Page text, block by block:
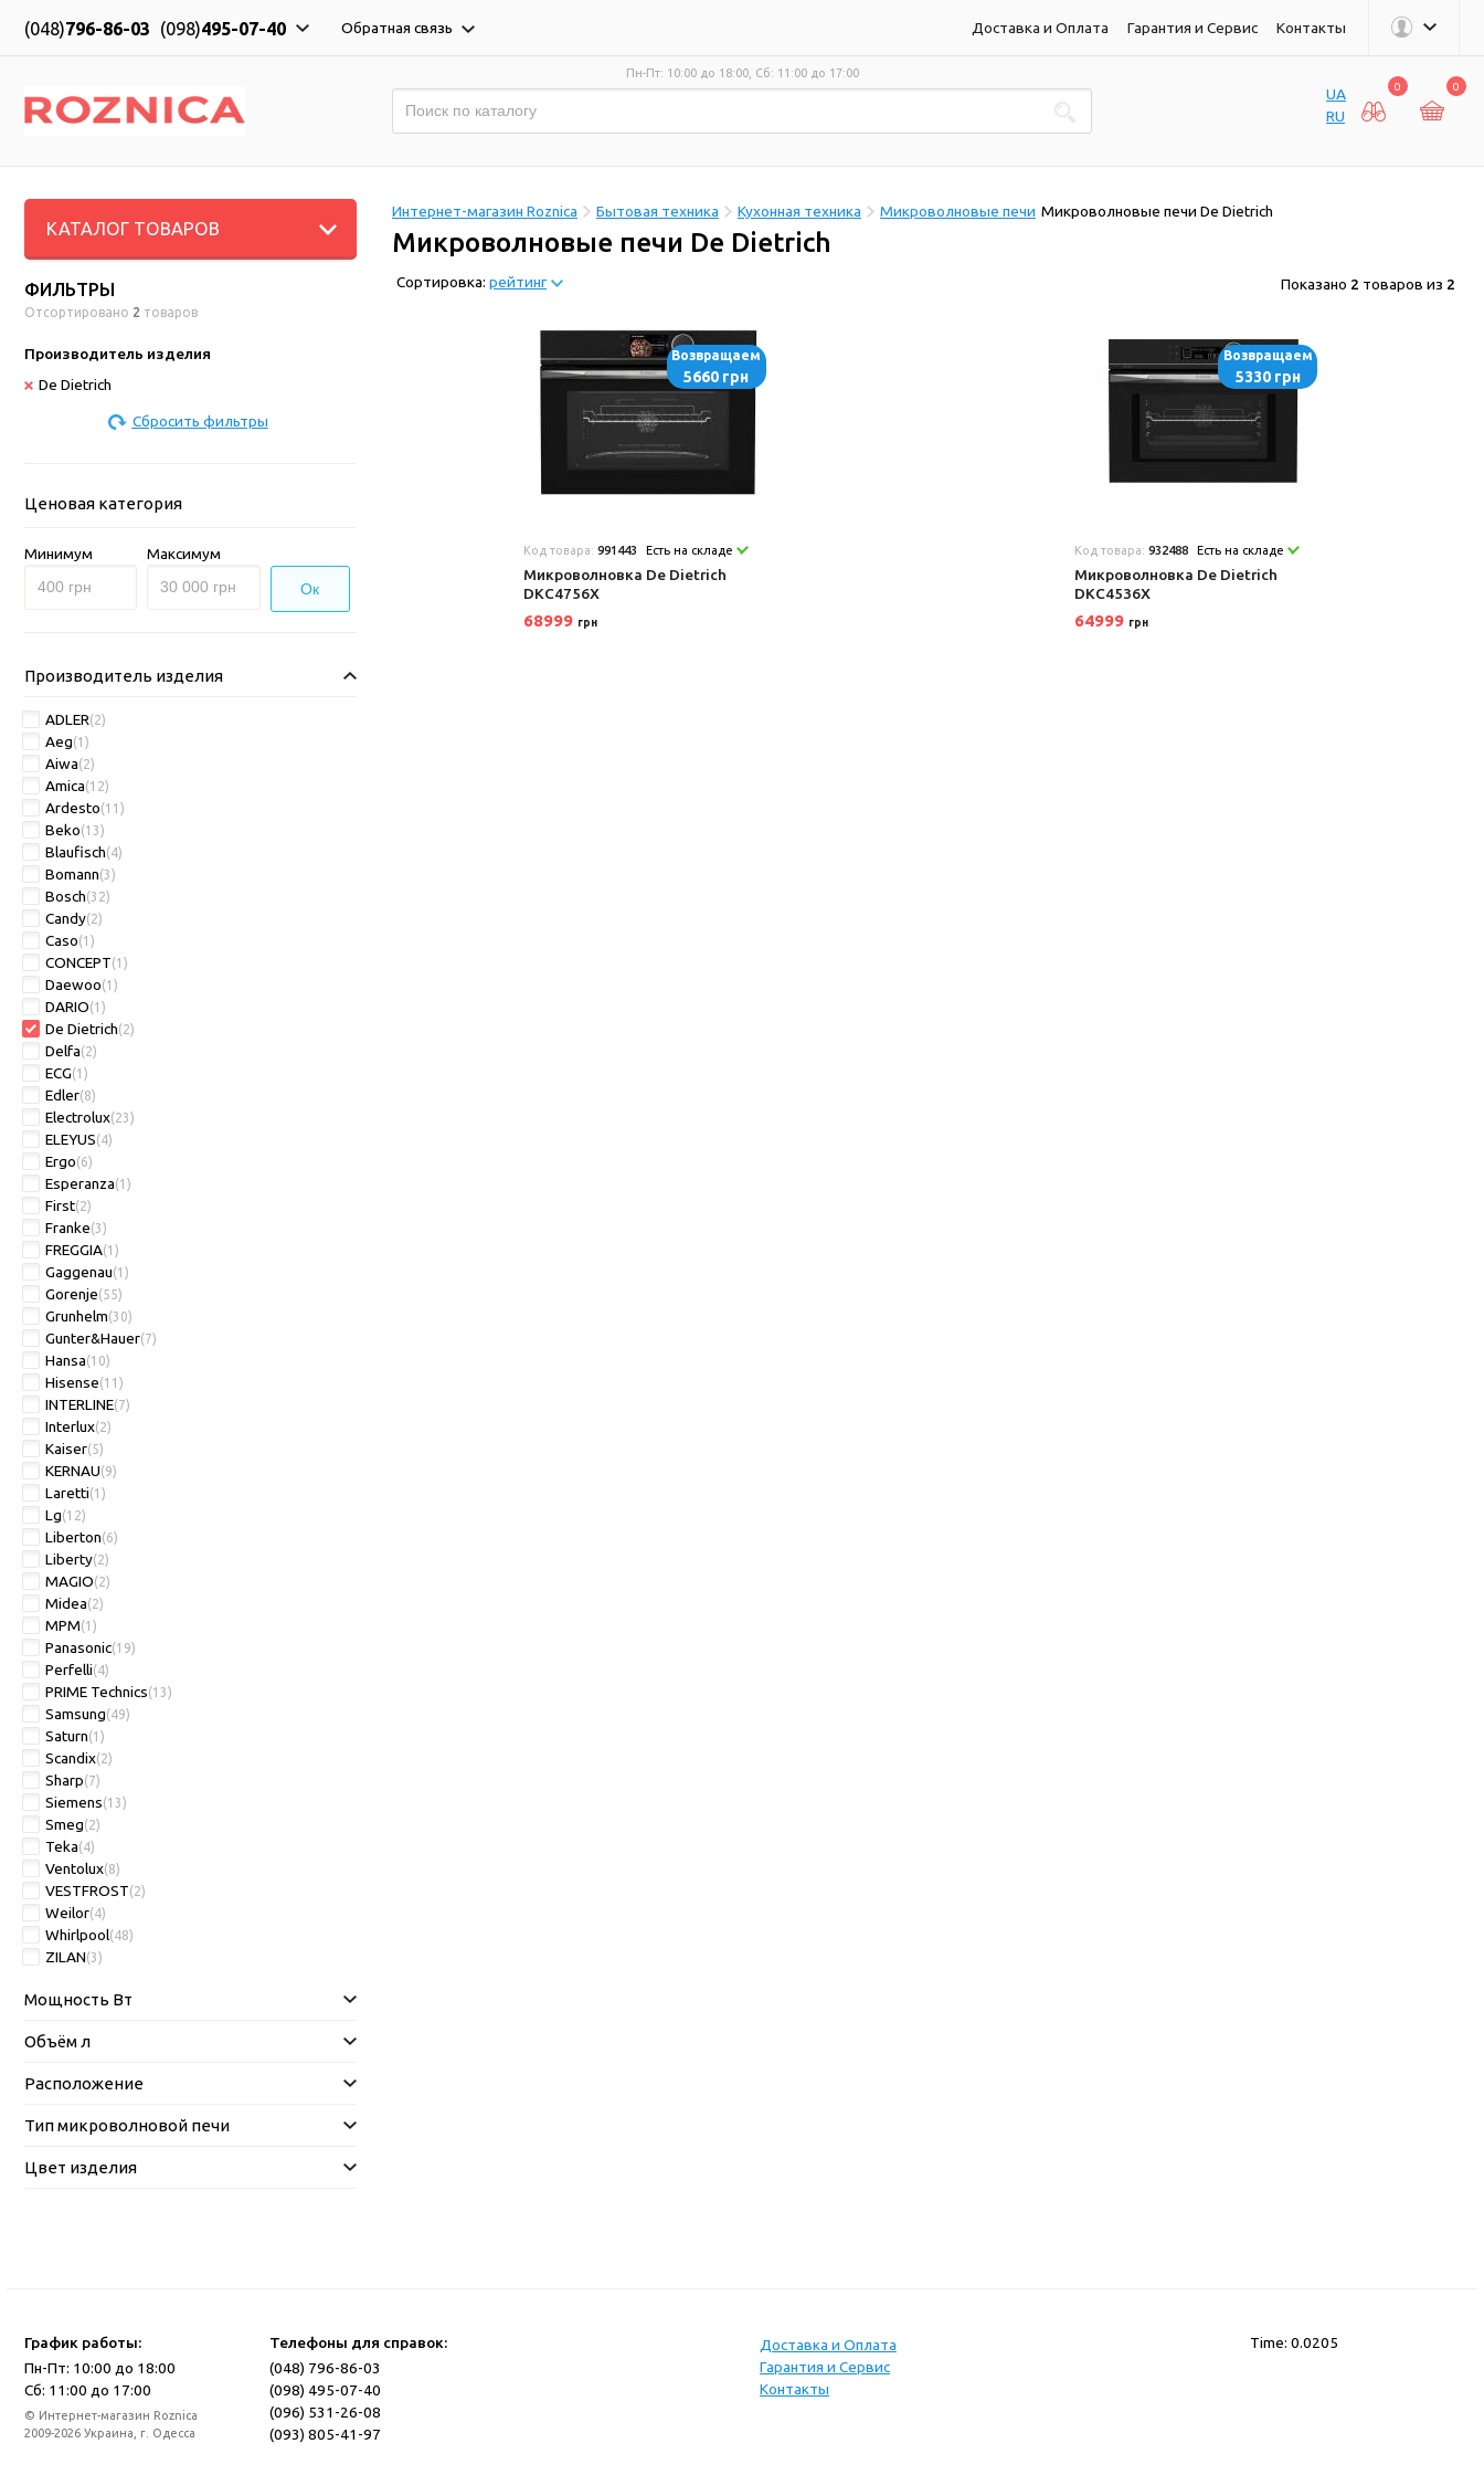
(048)796-86-03 (098)495-07-40 Обратная связь Доставка и Оплата Гарантия и Сервис Контакты
Пн-Пт: 10:00 до 18:00, Сб: 11:00 до 17:00
UA
RU
0 0
КАТАЛОГ ТОВАРОВ
ФИЛЬТРЫ
Отсортировано 2 товаров
Производитель изделия
De Dietrich
Сбросить фильтры
Ценовая категория
Минимум Максимум
Ок
Производитель изделия
ADLER(2)
Aeg(1)
Aiwa(2)
Amica(12)
Ardesto(11)
Beko(13)
Blaufisch(4)
Bomann(3)
Bosch(32)
Candy(2)
Caso(1)
CONCEPT(1)
Daewoo(1)
DARIO(1)
De Dietrich(2)
Delfa(2)
ECG(1)
Edler(8)
Electrolux(23)
ELEYUS(4)
Ergo(6)
Esperanza(1)
First(2)
Franke(3)
FREGGIA(1)
Gaggenau(1)
Gorenje(55)
Grunhelm(30)
Gunter&Hauer(7)
Hansa(10)
Hisense(11)
INTERLINE(7)
Interlux(2)
Kaiser(5)
KERNAU(9)
Laretti(1)
Lg(12)
Liberton(6)
Liberty(2)
MAGIO(2)
Midea(2)
MPM(1)
Panasonic(19)
Perfelli(4)
PRIME Technics(13)
Samsung(49)
Saturn(1)
Scandix(2)
Sharp(7)
Siemens(13)
Smeg(2)
Teka(4)
Ventolux(8)
VESTFROST(2)
Weilor(4)
Whirlpool(48)
ZILAN(3)
Мощность Вт
Объём л
Расположение
Тип микроволновой печи
Цвет изделия
Интернет-магазин Roznica Бытовая техника Кухонная техника Микроволновые печи Микроволновые печи De Dietrich
Микроволновые печи De Dietrich
Сортировка: рейтинг Показано 2 товаров из 2
Возвращаем
5660 грн
Код товара: 991443 Есть на складе
Микроволновка De Dietrich
DKC4756X
68999 грн
Возвращаем
5330 грн
Код товара:932488 Есть на складе
Микроволновка De Dietrich
DKC4536X
64999 грн
График работы:
Пн-Пт: 10:00 до 18:00
Сб: 11:00 до 17:00
© Интернет-магазин Roznica
2009-2026 Украина, г. Одесса
Телефоны для справок:
(048) 796-86-03
(098) 495-07-40
(096) 531-26-08
(093) 805-41-97
Доставка и Оплата
Гарантия и Сервис
Контакты
Time: 0.0205